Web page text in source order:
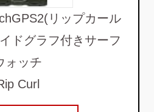
リップカール
ドグラフ付きサーフ
ォッチ
Curl